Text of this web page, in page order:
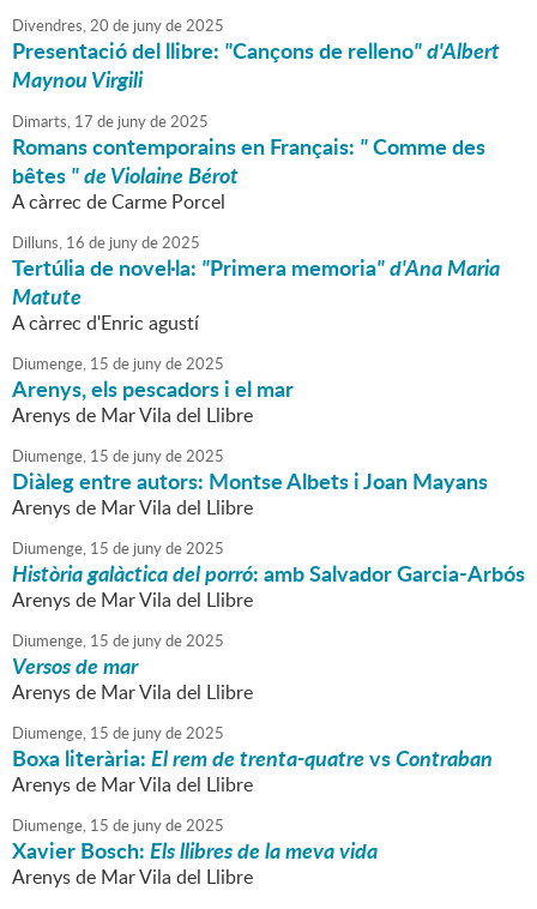
Divendres,20 de junyde2025
Presentació del llibre: "Cançons de relleno" d'Albert
Maynou Virgili
Dimarts, 17 de junyde2025
Romans contemporains en Français: "Comme des
bêtes" de Violaine Bérot
A càrrec de Carme Porcel
Dilluns, 16 de junyde2025
Tertúlia de novel·la: "Primera memoria" d'Ana Maria
Matute
A càrrec d'Enric agustí
Diumenge, 15 de junyde2025
Arenys, els pescadors i el mar
Arenys de Mar Vila del Llibre
Diumenge, 15 de junyde2025
Diàleg entre autors: Montse Albets i Joan Mayans
Arenys de Mar Vila del Llibre
Diumenge, 15 de junyde2025
Història galàctica del porró: amb Salvador Garcia-Arbós
Arenys de Mar Vila del Llibre
Diumenge, 15 de junyde2025
Versos de mar
Arenys de Mar Vila del Llibre
Diumenge, 15 de junyde2025
Boxa literària:El rem de trenta-quatrevsContraban
Arenys de Mar Vila del Llibre
Diumenge, 15 de junyde2025
Xavier Bosch:Els llibres de la meva vida
Arenys de Mar Vila del Llibre